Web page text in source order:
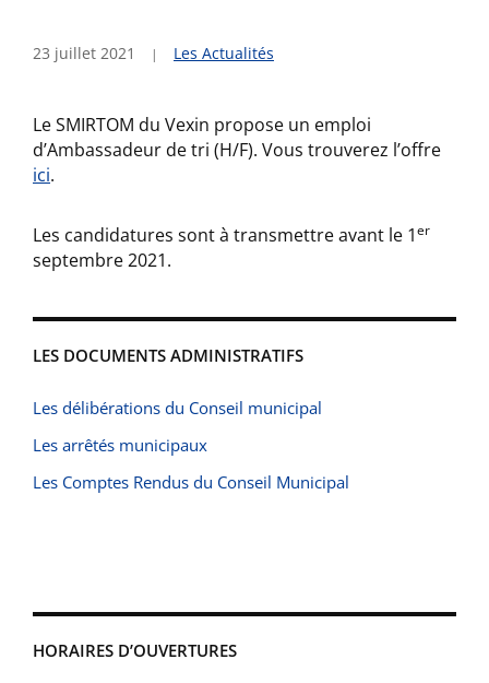
23 juillet 2021 Les Actualités
Le SMIRTOM du Vexin propose un emploi
d’Ambassadeur de tri (H/F). Vous trouverez l’offre
ici.
Les candidatures sont à transmettre avant le 1er
septembre 2021.
LES DOCUMENTS ADMINISTRATIFS
Les délibérations du Conseil municipal
Les arrêtés municipaux
Les Comptes Rendus du Conseil Municipal
HORAIRES D’OUVERTURES